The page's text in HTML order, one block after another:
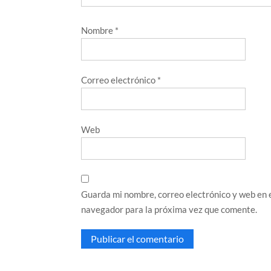
Nombre *
Correo electrónico *
Web
Guarda mi nombre, correo electrónico y web en
navegador para la próxima vez que comente.